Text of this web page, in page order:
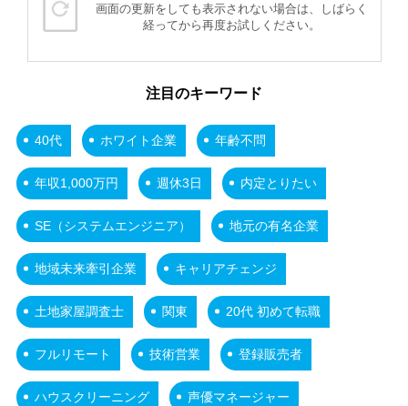
画面の更新をしても表示されない場合は、しばらく
経ってから再度お試しください。
注目のキーワード
40代 ホワイト企業 年齢不問
年収1,000万円 週休3日 内定とりたい
SE（システムエンジニア） 地元の有名企業
地域未来牽引企業 キャリアチェンジ
土地家屋調査士 関東 20代 初めて転職
フルリモート 技術営業 登録販売者
ハウスクリーニング 声優マネージャー